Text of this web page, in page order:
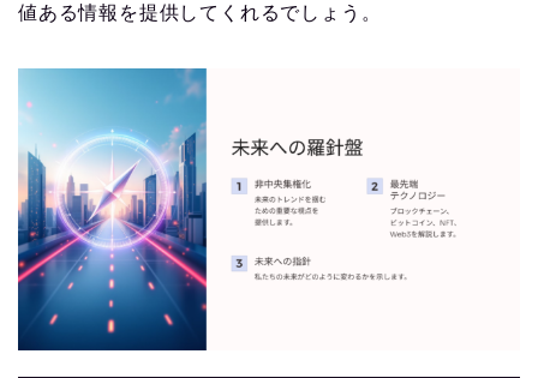
値ある情報を提供してくれるでしょう。